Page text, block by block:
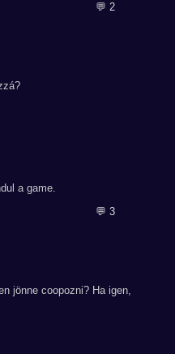
💬 2
a game.
💬 3
jönne coopozni? Ha igen,